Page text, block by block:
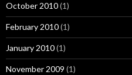
October 2010(1)
February 2010(1)
January 2010(1)
November 2009 (1)